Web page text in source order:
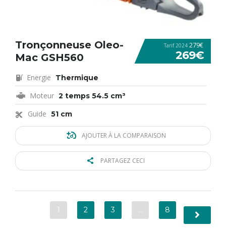
Tarif 2024 279€
269€
Tronçonneuse Oleo-
Mac GSH560
Energie Thermique
Moteur 2 temps 54.5 cm³
Guide 51 cm
AJOUTER À LA COMPARAISON
PARTAGEZ CECI
1 2 3 … 8